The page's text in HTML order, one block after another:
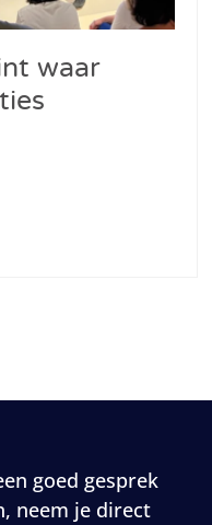
waar
goed gesprek
neem je direct